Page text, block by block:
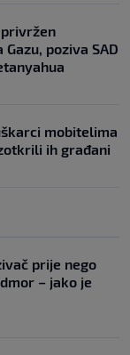
poziva SAD
mobitelima
ih građani
prije nego
– jako je